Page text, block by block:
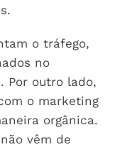
o tráfego,
no
Por outro lado,
o marketing
orgânica.
vêm de